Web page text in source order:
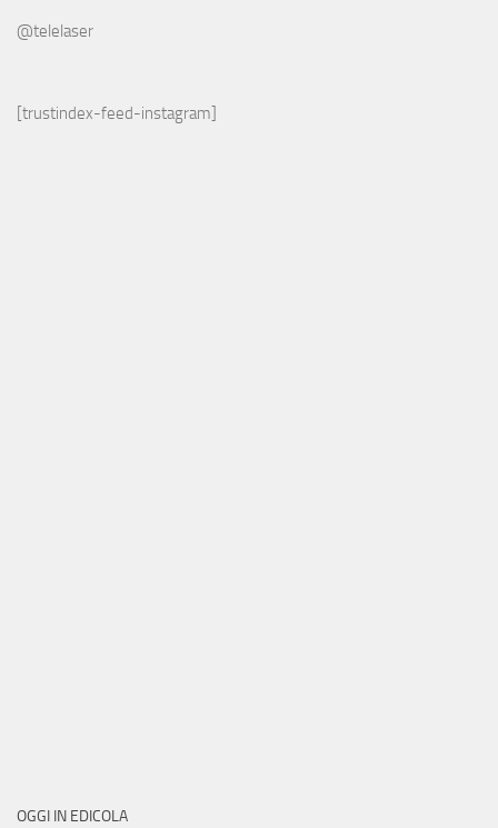
@telelaser
[trustindex-feed-instagram]
OGGI IN EDICOLA